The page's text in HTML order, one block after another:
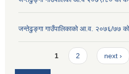
जन्तेढुङ्गा गाउँपालिकाको आ.व. २०७६/७७
Pages1 2 next ›